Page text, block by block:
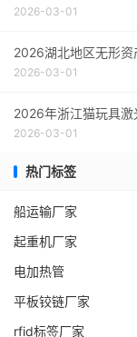
2026-03-01
2026湖北地区无形
2026-03-01
2026年浙江猫玩具
2026-03-01
热门标签
船运输厂家
起重机厂家
电加热管
平板铰链厂家
rfid标签厂家